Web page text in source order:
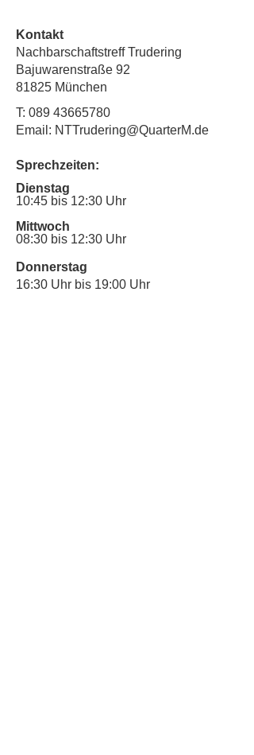
Kontakt
Nachbarschaftstreff Trudering
Bajuwarenstraße 92
81825 München
T: 089 43665780
Email: NTTrudering@QuarterM.de
Sprechzeiten:
Dienstag
10:45 bis 12:30 Uhr
Mittwoch
08:30 bis 12:30 Uhr
Donnerstag
16:30 Uhr bis 19:00 Uhr